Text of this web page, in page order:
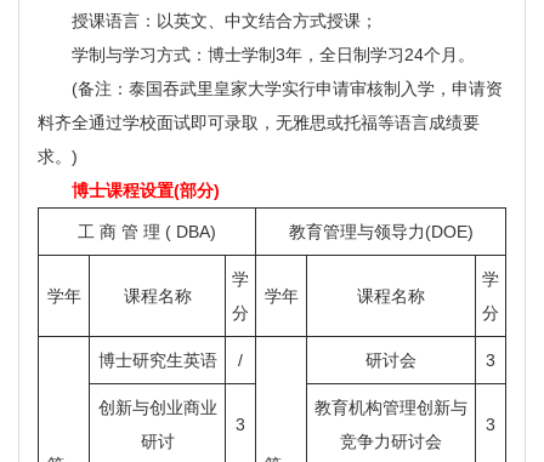
授课语言：以英文、中文结合方式授课；
学制与学习方式：博士学制3年，全日制学习24个月。
(备注：泰国吞武里皇家大学实行申请审核制入学，申请资
料齐全通过学校面试即可录取，无雅思或托福等语言成绩要
求。)
博士课程设置(部分)
工 商 管 理 ( DBA) 教育管理与领导力(DOE)
学年 课程名称
学
分
学年 课程名称
学
分
博士研究生英语 / 研讨会 3
创新与创业商业
研讨
3
教育机构管理创新与
竞争力研讨会
3